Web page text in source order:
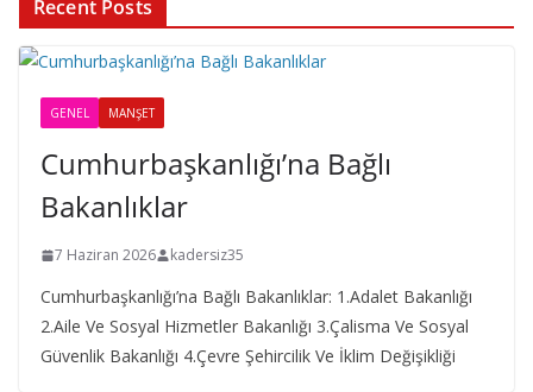
Recent Posts
GENEL MANŞET
Cumhurbaşkanlığı’na Bağlı
Bakanlıklar
7 Haziran 2026 kadersiz35
Cumhurbaşkanlığı’na Bağlı Bakanlıklar: 1.Adalet Bakanlığı
2.Aile Ve Sosyal Hizmetler Bakanlığı 3.Çalisma Ve Sosyal
Güvenlik Bakanlığı 4.Çevre Şehircilik Ve İklim Değişikliği